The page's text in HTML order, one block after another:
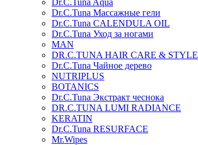
Dr.C.Tuna Aqua
Dr.C.Tuna Массажные гели
Dr.C.Tuna CALENDULA OIL
Dr.C.Tuna Уход за ногами
MAN
DR.C.TUNA HAIR CARE & STYLE
Dr.C.Tuna Чайное дерево
NUTRIPLUS
BOTANICS
Dr.C.Tuna Экстракт чеснока
DR.C.TUNA LUMI RADIANCE
KERATIN
Dr.C.Tuna RESURFACE
Mr.Wipes